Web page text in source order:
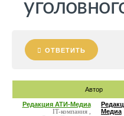
ОТВЕТИТЬ
Автор
Редакция АТИ-Медиа
IT-компания ,
Медиа